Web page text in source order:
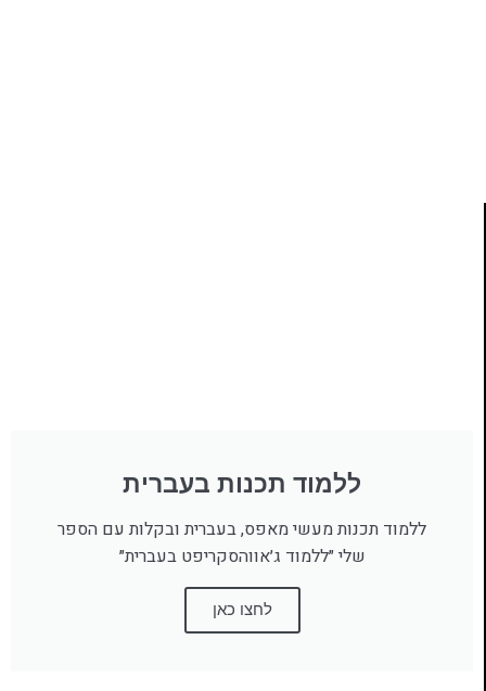
ללמוד תכנות בעברית
ללמוד תכנות מעשי מאפס, בעברית ובקלות עם הספר
שלי ״ללמוד ג׳אווהסקריפט בעברית״
לחצו כאן